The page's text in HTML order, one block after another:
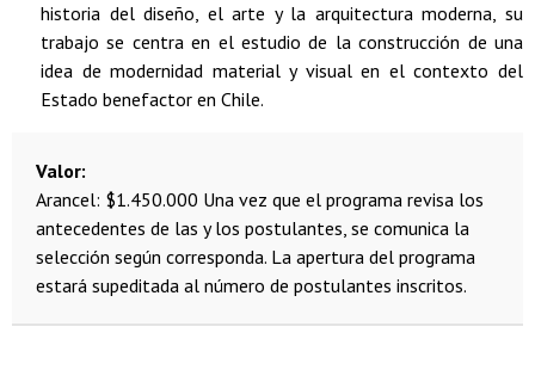
historia del diseño, el arte y la arquitectura moderna, su
trabajo se centra en el estudio de la construcción de una
idea de modernidad material y visual en el contexto del
Estado benefactor en Chile.
Valor
Arancel: $1.450.000 Una vez que el programa revisa los
antecedentes de las y los postulantes, se comunica la
selección según corresponda. La apertura del programa
estará supeditada al número de postulantes inscritos.